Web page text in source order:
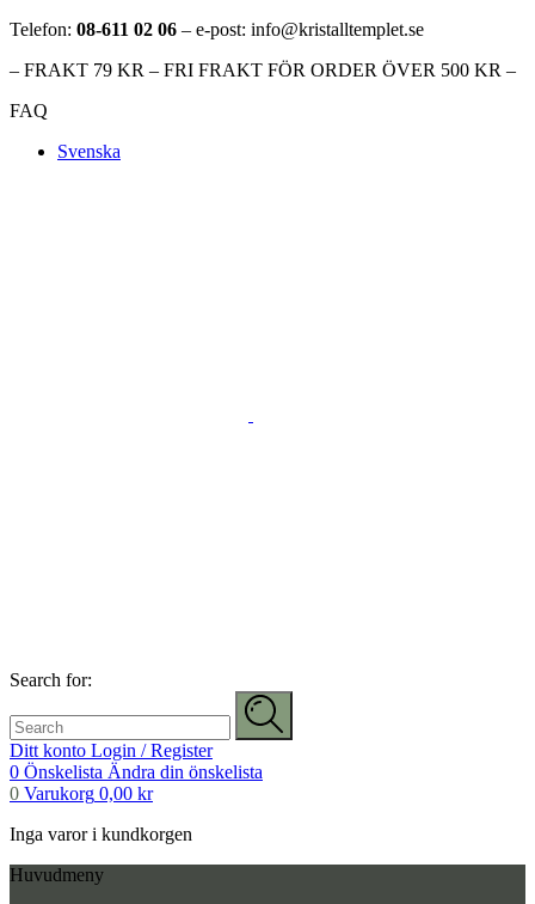
Telefon: 08-611 02 06 – e-post: info@kristalltemplet.se
– FRAKT 79 KR – FRI FRAKT FÖR ORDER ÖVER 500 KR –
FAQ
Svenska
Search for:
Ditt konto Login / Register
0 Önskelista Ändra din önskelista
0 Varukorg 0,00 kr
Inga varor i kundkorgen
Huvudmeny